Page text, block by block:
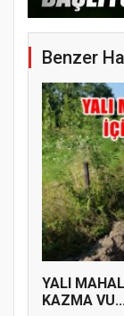
Benzer
YALI
KAZMA